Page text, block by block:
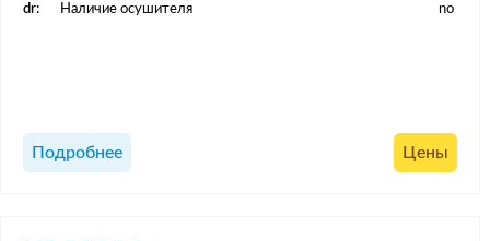
dr:
Наличие осушителя no
Подробнее Цены